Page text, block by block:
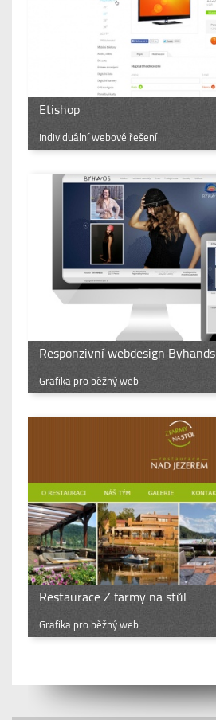
Etishop
Individuální webové řešení
Responzivní webdesign Byhands
Grafika pro běžný web
Restaurace Z farmy na stůl
Grafika pro běžný web